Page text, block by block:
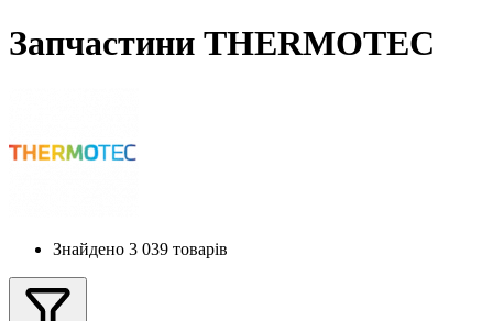
Запчастини THERMOTEC
Знайдено 3 039 товарів